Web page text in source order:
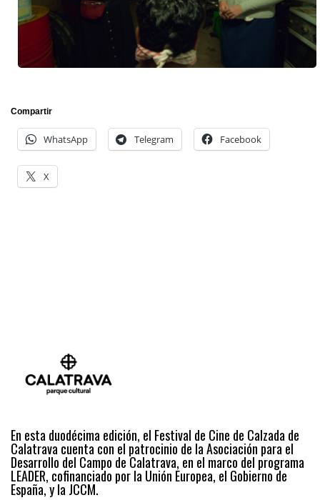
Compartir
WhatsApp Telegram Facebook
X
En esta duodécima edición, el Festival de Cine de Calzada de
Calatrava cuenta con el patrocinio de la Asociación para el
Desarrollo del Campo de Calatrava, en el marco del programa
LEADER, cofinanciado por la Unión Europea, el Gobierno de
España, y la JCCM.